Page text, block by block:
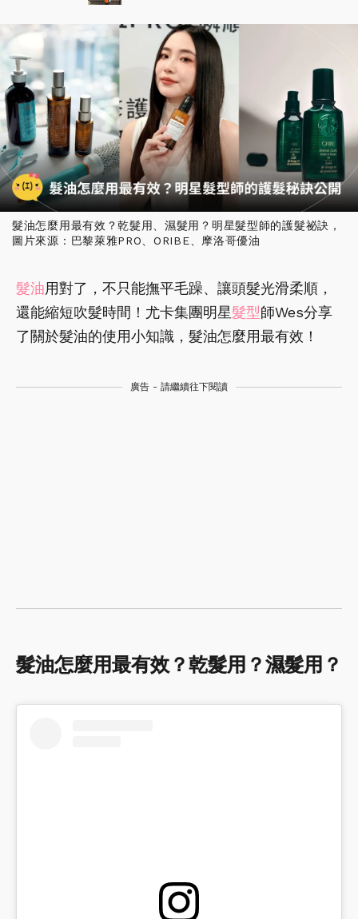
髮油怎麼用最有效？乾髮用、濕髮用？明星髮型師的護髮祕訣，
圖片來源：巴黎萊雅PRO、ORIBE、摩洛哥優油
髮油用對了，不只能撫平毛躁、讓頭髮光滑柔順，
還能縮短吹髮時間！尤卡集團明星髮型師Wes分享
了關於髮油的使用小知識，髮油怎麼用最有效！
廣告 - 請繼續往下閱讀
髮油怎麼用最有效？乾髮用？濕髮用？